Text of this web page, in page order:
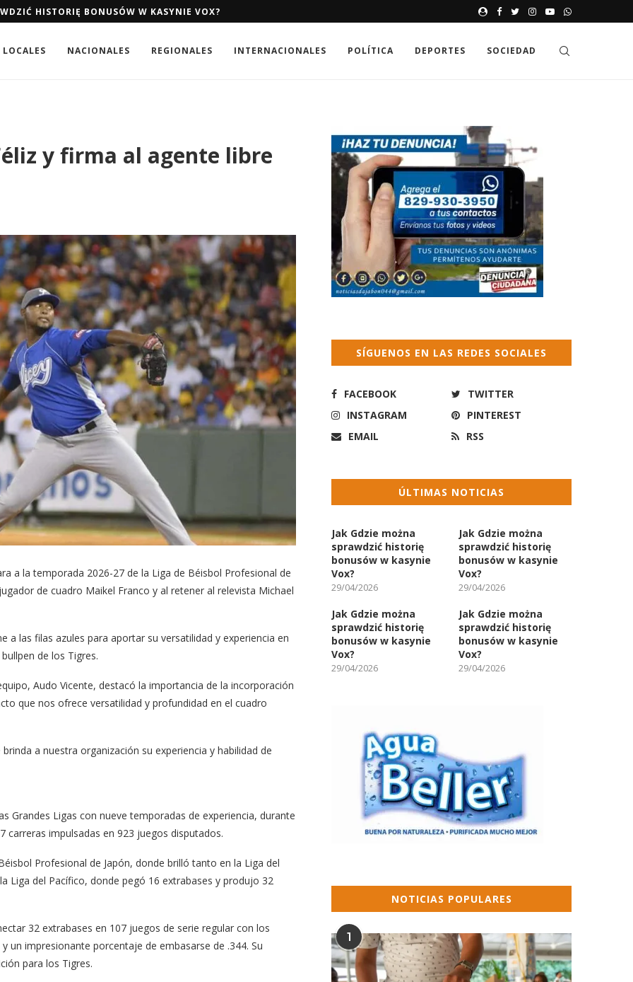
HISTORIĘ BONUSÓW W KASYNIE VOX? JAK GDZIE MOŻNA
LOCALES NACIONALES REGIONALES INTERNACIONALES POLÍTICA DEPORTES SOCIEDAD
y firma al agente libre
a la temporada 2026-27 de la Liga de Béisbol Profesional de
de cuadro Maikel Franco y al retener al relevista Michael
a las filas azules para aportar su versatilidad y experiencia en
de los Tigres.
Audo Vicente, destacó la importancia de la incorporación
que nos ofrece versatilidad y profundidad en el cuadro
a nuestra organización su experiencia y habilidad de
Grandes Ligas con nueve temporadas de experiencia, durante
carreras impulsadas en 923 juegos disputados.
Profesional de Japón, donde brilló tanto en la Liga del
Liga del Pacífico, donde pegó 16 extrabases y produjo 32
32 extrabases en 107 juegos de serie regular con los
un impresionante porcentaje de embasarse de .344. Su
para los Tigres.
SÍGUENOS EN LAS REDES SOCIALES
FACEBOOK
TWITTER
INSTAGRAM
PINTEREST
EMAIL
RSS
ÚLTIMAS NOTICIAS
Jak Gdzie można
sprawdzić historię
bonusów w kasynie
Vox?
29/04/2026
Jak Gdzie można
sprawdzić historię
bonusów w kasynie
Vox?
29/04/2026
Jak Gdzie można
sprawdzić historię
bonusów w kasynie
Vox?
29/04/2026
Jak Gdzie można
sprawdzić historię
bonusów w kasynie
Vox?
29/04/2026
NOTICIAS POPULARES
1